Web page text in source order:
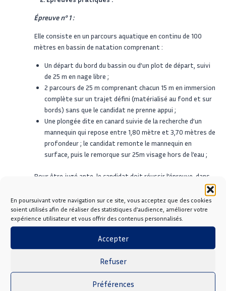
En poursuivant votre navigation sur ce site, vous acceptez que des cookies
soient utilisés afin de réaliser des statistiques d’audience, améliorer votre
expérience utilisateur et vous offrir des contenus personnalisés.
Accepter
Refuser
Préférences
Épreuve n° 1 :
Elle consiste en un parcours aquatique en continu de 100
mètres en bassin de natation comprenant :
Un départ du bord du bassin ou d’un plot de départ, suivi
de 25 m en nage libre ;
2 parcours de 25 m comprenant chacun 15 m en immersion
complète sur un trajet défini (matérialisé au fond et sur
bords) sans que le candidat ne prenne appui ;
Une plongée dite en canard suivie de la recherche d’un
mannequin qui repose entre 1,80 mètre et 3,70 mètres de
profondeur ; le candidat remonte le mannequin en
surface, puis le remorque sur 25m visage hors de l’eau ;
Pour être jugé apte, le candidat doit réussir l’épreuve, dans
les conditions prescrites ci-dessus, en moins de : 2 minutes
et 40 secondes inclus.
Épreuve n°2 :
Elle consiste en un parcours de sauvetage avec palmes,
masque et tuba, en continu de 250m :
Au signal du départ, le candidat s’équipe dans l’eau ou
hors de l’eau ;
Il parcourt 200 mètres en palmes, masque et tuba ;